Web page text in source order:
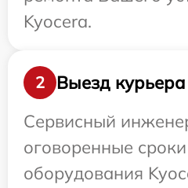
Kyocera.
2
Выезд
Сервисный
оговоренные
оборудования